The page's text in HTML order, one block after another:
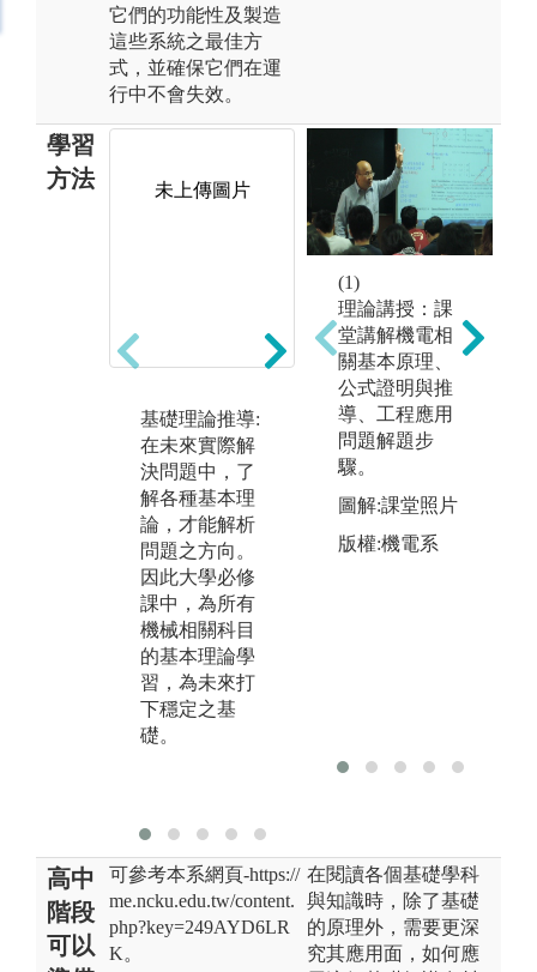
它們的功能性及製造
這些系統之最佳方
式，並確保它們在運
行中不會失效。
學習
方法
未上傳圖片
基礎理論推導:
在未來實際解
決問題中，了
解各種基本理
論，才能解析
問題之方向。
因此大學必修
課中，為所有
機械相關科目
的基本理論學
習，為未來打
下穩定之基
礎。
高階理論推導:
於高年級課程
中，有所謂之
選修課程，為
特定科目的進
階課程，可由
學生自己選擇
(1)
理論講授：課
堂講解機電相
關基本原理、
公式證明與推
導、工程應用
問題解題步
驟。
圖解:課堂照片
版權:機電系
高中
階段
可以
可參考本系網頁-https://
me.ncku.edu.tw/content.
php?key=249AYD6LR
K。
在閱讀各個基礎學科
與知識時，除了基礎
的原理外，需要更深
究其應用面，如何應